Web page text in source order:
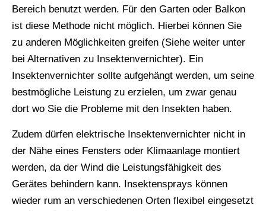
Bereich benutzt werden. Für den Garten oder Balkon
ist diese Methode nicht möglich. Hierbei können Sie
zu anderen Möglichkeiten greifen (Siehe weiter unter
bei Alternativen zu Insektenvernichter). Ein
Insektenvernichter sollte aufgehängt werden, um seine
bestmögliche Leistung zu erzielen, um zwar genau
dort wo Sie die Probleme mit den Insekten haben.
Zudem dürfen elektrische Insektenvernichter nicht in
der Nähe eines Fensters oder Klimaanlage montiert
werden, da der Wind die Leistungsfähigkeit des
Gerätes behindern kann. Insektensprays können
wieder rum an verschiedenen Orten flexibel eingesetzt